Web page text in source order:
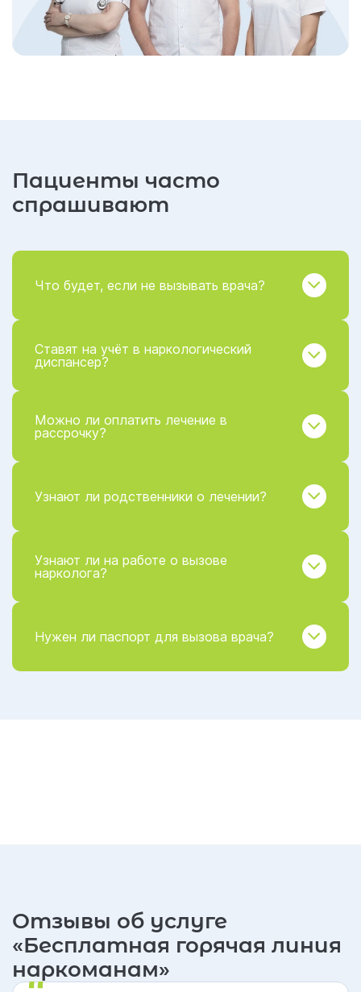
Пациенты часто
спрашивают
Что будет, если не вызывать врача?
Ставят на учёт в наркологический
диспансер?
Можно ли оплатить лечение в
рассрочку?
Узнают ли родственники о лечении?
Узнают ли на работе о вызове
нарколога?
Нужен ли паспорт для вызова врача?
Отзывы об услуге
«Бесплатная горячая линия
наркоманам»